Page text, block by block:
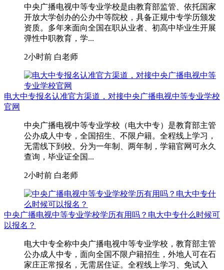
中央广播电视中等专业学校是由教育部监管、依托国家
开放大学创办的公办中等院校，具备正规中专学历颁发
资质。多年来面向全国在职从业者、初高中毕业生开展
弹性中职教育，学...
2小时前 白老师
电大中专报名认准官方渠道，对接中央广播电视中等专业学校
官网
中央广播电视中等专业学校（电大中专）是教育部主管
公办成人中专，全国招生、不限户籍。全程线上学习，
无需线下到校。分为一年制、两年制，学籍官网可永久
查询，毕业证全国...
2小时前 白老师
中央广播电视中等专业学校学历有用吗？电大中专什么时候可
以报名？
电大中专全称中央广播电视中等专业学校，教育部主管
公办成人中专，面向全国不限户籍招生，外地人可在石
家庄正常报名，无需居住证。全程线上学习、免试入